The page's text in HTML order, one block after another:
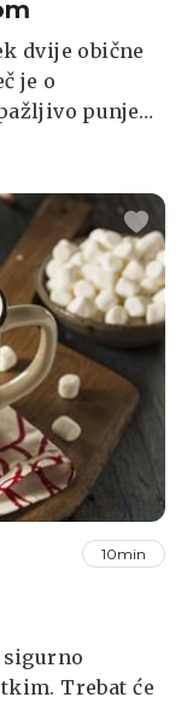
dvije obične
je o
punjene
10min
Trebat će